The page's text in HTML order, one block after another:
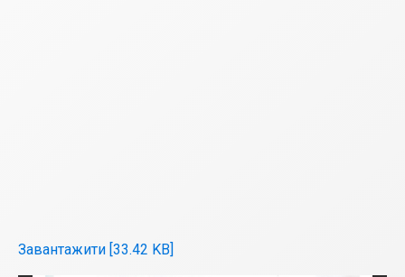
Завантажити [33.42 KB]